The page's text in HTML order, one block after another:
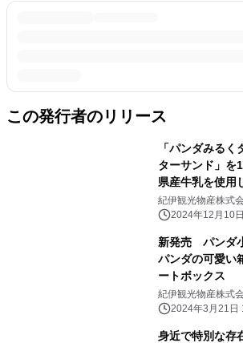
この発行者のリリース
「パンダみる
ターサンド」
県産牛乳を使用
紀伊観光物産株式
2024年12月10
新発売 パンダ
パンダの可愛い
ートボックス
紀伊観光物産株式
2024年3月21日
身近で特別な存